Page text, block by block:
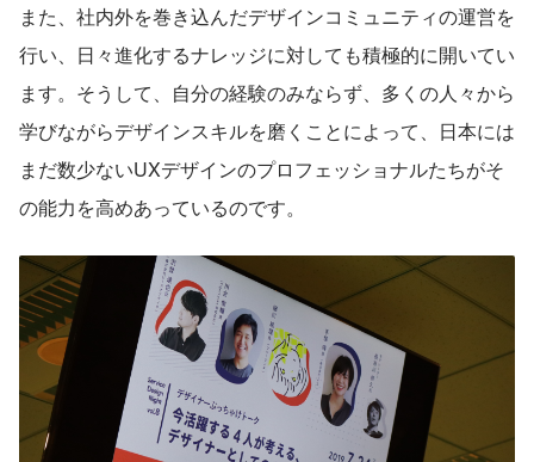
また、社内外を巻き込んだデザインコミュニティの運営を
行い、日々進化するナレッジに対しても積極的に開いてい
ます。そうして、自分の経験のみならず、多くの人々から
学びながらデザインスキルを磨くことによって、日本には
まだ数少ないUXデザインのプロフェッショナルたちがそ
の能力を高めあっているのです。